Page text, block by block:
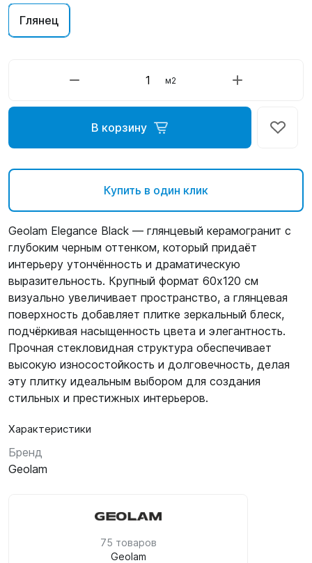
Глянец
м2
В корзину
Купить в один клик
Geolam Elegance Black — глянцевый керамогранит с
глубоким черным оттенком, который придаёт
интерьеру утончённость и драматическую
выразительность. Крупный формат 60х120 см
визуально увеличивает пространство, а глянцевая
поверхность добавляет плитке зеркальный блеск,
подчёркивая насыщенность цвета и элегантность.
Прочная стекловидная структура обеспечивает
высокую износостойкость и долговечность, делая
эту плитку идеальным выбором для создания
стильных и престижных интерьеров.
Характеристики
Бренд
Geolam
75 товаров
Geolam